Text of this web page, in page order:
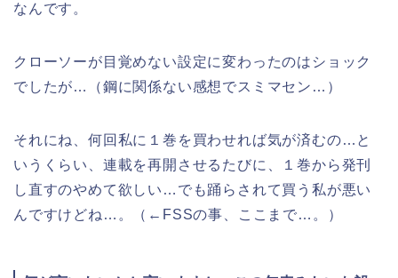
なんです。
クローソーが目覚めない設定に変わったのはショック
でしたが…（鋼に関係ない感想でスミマセン…）
それにね、何回私に１巻を買わせれば気が済むの…と
いうくらい、連載を再開させるたびに、１巻から発刊
し直すのやめて欲しい…でも踊らされて買う私が悪い
んですけどね…。（←FSSの事、ここまで…。）